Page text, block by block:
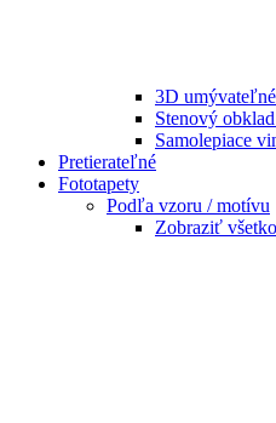
3D
Stenový
Samolepiace
Pretierateľné
Fototapety
Podľa vzoru / motívu
Zobraziť všetko